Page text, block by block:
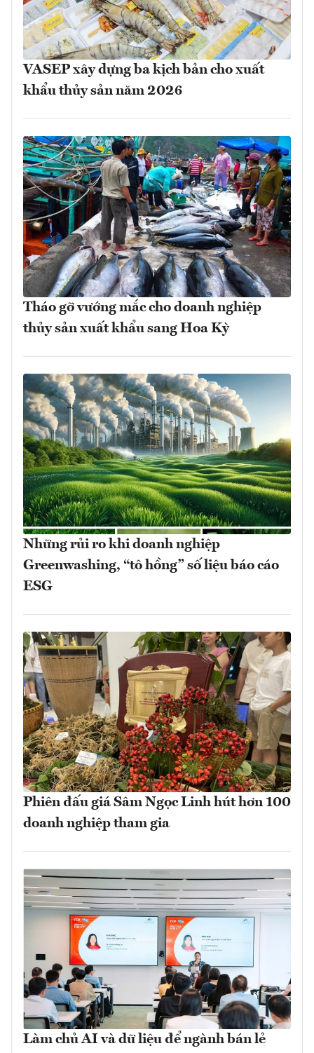
VASEP xây dựng ba kịch bản cho xuất
khẩu thủy sản năm 2026
Tháo gỡ vướng mắc cho doanh nghiệp
thủy sản xuất khẩu sang Hoa Kỳ
Những rủi ro khi doanh nghiệp
Greenwashing, “tô hồng” số liệu báo cáo
ESG
Phiên đấu giá Sâm Ngọc Linh hút hơn 100
doanh nghiệp tham gia
Làm chủ AI và dữ liệu để ngành bán lẻ